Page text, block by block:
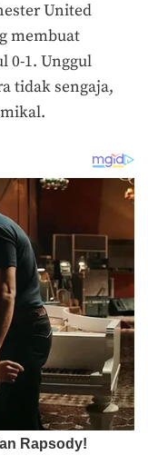
United
membuat
0-1. Unggul
tidak sengaja,